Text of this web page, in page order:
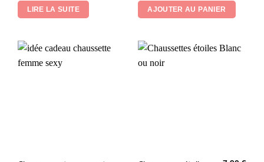
LIRE LA SUITE AJOUTER AU PANIER